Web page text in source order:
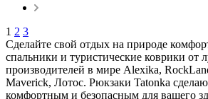
1 2 3
Сделайте свой отдых на природе
спальники и туристические коврики от
производителей в мире Alexika,
Maverick, Лотос. Рюкзаки Tatonka
комфортным и безопасным для вашего